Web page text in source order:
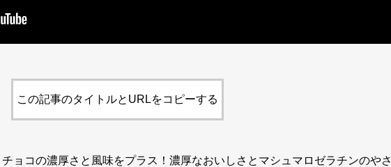
この記事のタイトルとURLをコピーする
ョコの濃厚さと風味をプラス！濃厚なおいしさとマシュマロゼラチンのやさ